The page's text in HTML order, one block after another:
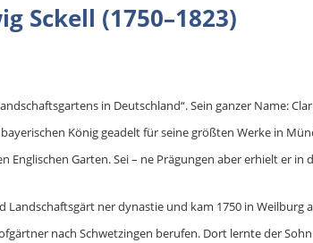
Sckell (1750–1823)
in Deutschland“. Sein ganzer Name:
König geadelt für seine größten Werke in
Garten. Sei – ne Prägungen aber erhielt er in
Landschaftsgärt ner dynastie und kam 1750 in Weilburg
nach Schwetzingen berufen. Dort lernte der